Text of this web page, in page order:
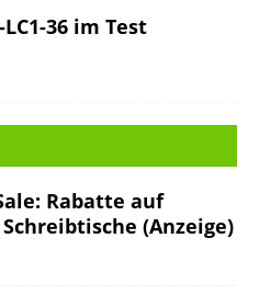
36 im Test
Rabatte auf
(Anzeige)